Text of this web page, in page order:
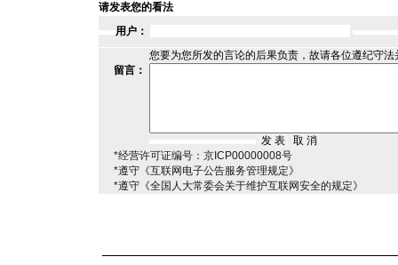
请发表您的看法
用户：
您要为您所发的言论的后果负责，故请各位遵纪守
留言：
*经营许可证编号：京ICP00000008号
*遵守《互联网电子公告服务管理规定》
*遵守《全国人大常委会关于维护互联网安全的规定》